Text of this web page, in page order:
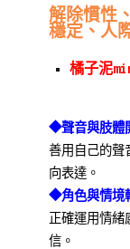
Posted
on
Posted
in
青
少
年
兒
童
劇
Tagged
人
兒
童,
幼
兒,
戲
劇,
解除慣性
穩定、人
橘子泥
◆聲音與肢體
善用自己的聲
向表達。
◆角色與情境
正確運用情緒
信。